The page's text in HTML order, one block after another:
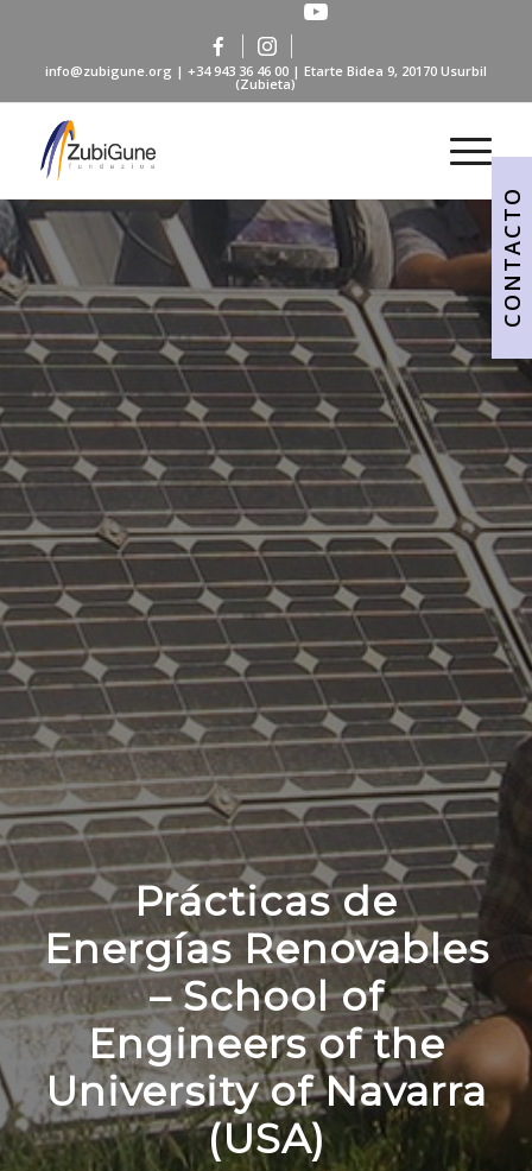
info@zubigune.org | +34 943 36 46 00 | Etarte Bidea 9, 20170 Usurbil
(Zubieta)
Prácticas de
Energías Renovables
– School of
Engineers of the
University of Navarra
(USA)
CONTACTO